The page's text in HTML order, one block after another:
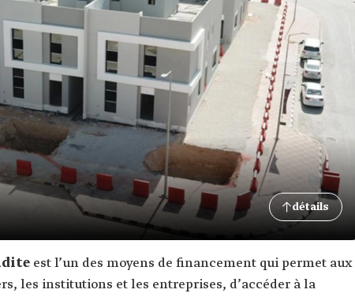
détails
est l’un des moyens de financement qui permet aux
les institutions et les entreprises, d’accéder à la